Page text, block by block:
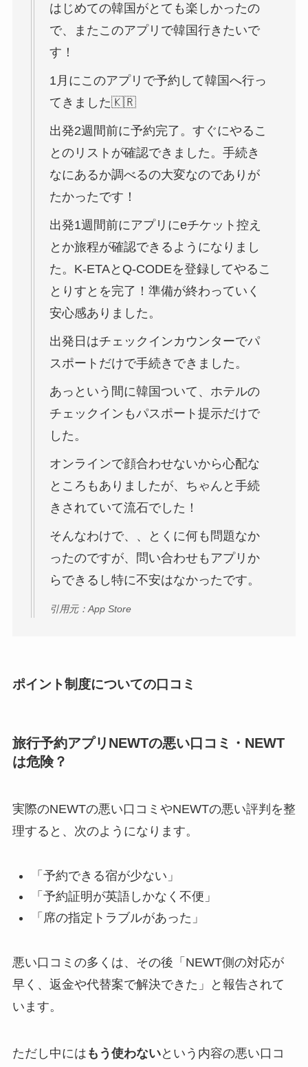
はじめての韓国がとても楽しかったの
で、またこのアプリで韓国行きたいで
す！
1月にこのアプリで予約して韓国へ行っ
てきました🇰🇷
出発2週間前に予約完了。すぐにやるこ
とのリストが確認できました。手続き
なにあるか調べるの大変なのでありが
たかったです！
出発1週間前にアプリにeチケット控え
とか旅程が確認できるようになりまし
た。K-ETAとQ-CODEを登録してやるこ
とりすとを完了！準備が終わっていく
安心感ありました。
出発日はチェックインカウンターでパ
スポートだけで手続きできました。
あっという間に韓国ついて、ホテルの
チェックインもパスポート提示だけで
した。
オンラインで顔合わせないから心配な
ところもありましたが、ちゃんと手続
きされていて流石でした！
そんなわけで、、とくに何も問題なか
ったのですが、問い合わせもアプリか
らできるし特に不安はなかったです。
引用元：App Store
ポイント制度についての口コミ
旅行予約アプリNEWTの悪い口コミ・NEWT
は危険？
実際のNEWTの悪い口コミやNEWTの悪い評判を整
理すると、次のようになります。
「予約できる宿が少ない」
「予約証明が英語しかなく不便」
「席の指定トラブルがあった」
悪い口コミの多くは、その後「NEWT側の対応が
早く、返金や代替案で解決できた」と報告されて
います。
ただし中には もう使わないという内容の悪い口コ